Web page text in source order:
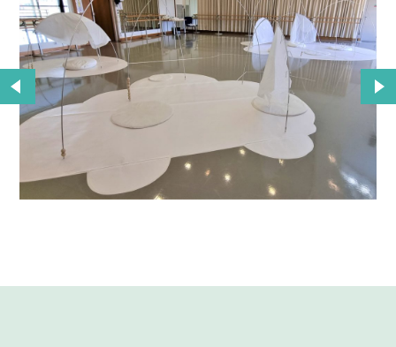
travers cette installation, la Guimbarde souhaite
créer un espace qui favorise la rencontre, le
partage, le lien parent-enfant, l’expérimentation
et le lâcher-prise.